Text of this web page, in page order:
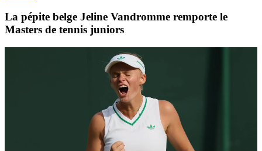
La pépite belge Jeline Vandromme remporte le
Masters de tennis juniors